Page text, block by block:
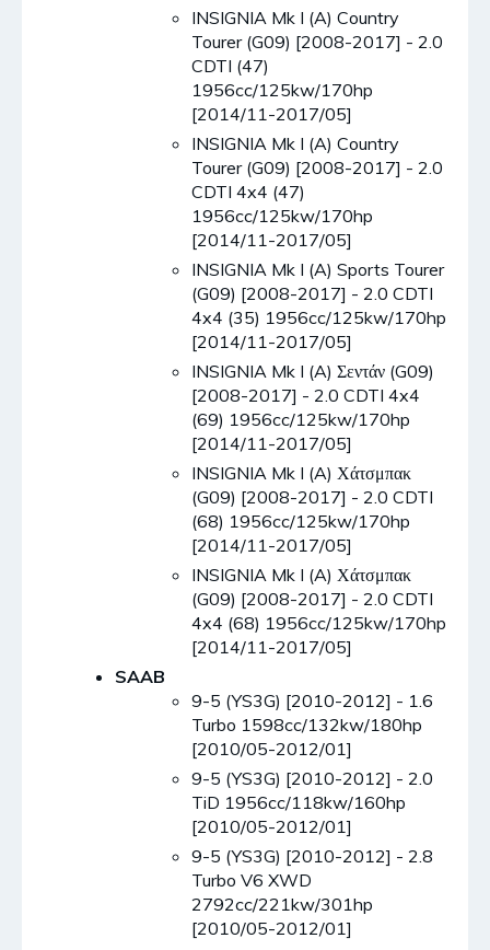
INSIGNIA Mk I (A) Country
Tourer (G09) [2008-2017] - 2.0
CDTI (47)
1956cc/125kw/170hp
[2014/11-2017/05]
INSIGNIA Mk I (A) Country
Tourer (G09) [2008-2017] - 2.0
CDTI 4x4 (47)
1956cc/125kw/170hp
[2014/11-2017/05]
INSIGNIA Mk I (A) Sports Tourer
(G09) [2008-2017] - 2.0 CDTI
4x4 (35) 1956cc/125kw/170hp
[2014/11-2017/05]
INSIGNIA Mk I (A) Σεντάν (G09)
[2008-2017] - 2.0 CDTI 4x4
(69) 1956cc/125kw/170hp
[2014/11-2017/05]
INSIGNIA Mk I (A) Χάτσμπακ
(G09) [2008-2017] - 2.0 CDTI
(68) 1956cc/125kw/170hp
[2014/11-2017/05]
INSIGNIA Mk I (A) Χάτσμπακ
(G09) [2008-2017] - 2.0 CDTI
4x4 (68) 1956cc/125kw/170hp
[2014/11-2017/05]
SAAB
9-5 (YS3G) [2010-2012] - 1.6
Turbo 1598cc/132kw/180hp
[2010/05-2012/01]
9-5 (YS3G) [2010-2012] - 2.0
TiD 1956cc/118kw/160hp
[2010/05-2012/01]
9-5 (YS3G) [2010-2012] - 2.8
Turbo V6 XWD
2792cc/221kw/301hp
[2010/05-2012/01]